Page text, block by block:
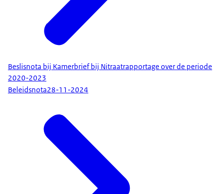
Beslisnota bij Kamerbrief bij Nitraatrapportage over de periode
2020-2023
Beleidsnota28-11-2024